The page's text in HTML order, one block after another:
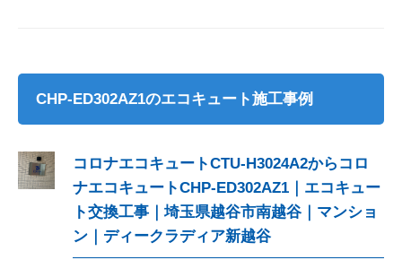
CHP-ED302AZ1のエコキュート施工事例
コロナエコキュートCTU-H3024A2からコロ
ナエコキュートCHP-ED302AZ1｜エコキュー
ト交換工事｜埼玉県越谷市南越谷｜マンショ
ン｜ディークラディア新越谷